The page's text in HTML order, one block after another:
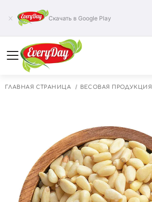
Скачать в Google Play
ГЛАВНАЯ СТРАНИЦА ВЕСОВАЯ ПРОДУКЦИЯ